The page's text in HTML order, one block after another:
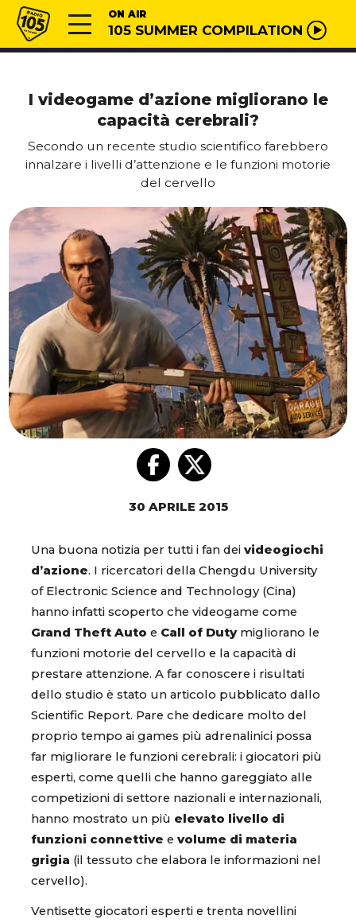
Vai al contenuto
Radio 105 ON AIR
105 SUMMER COMPILATION
I videogame d’azione migliorano le
capacità cerebrali?
Secondo un recente studio scientifico farebbero
innalzare i livelli d’attenzione e le funzioni motorie
del cervello
30 APRILE 2015
Una buona notizia per tutti i fan dei videogiochi
d’azione. I ricercatori della Chengdu University
of Electronic Science and Technology (Cina)
hanno infatti scoperto che videogame come
Grand Theft Auto e Call of Dutymigliorano le
funzioni motorie del cervello e la capacità di
prestare attenzione. A far conoscere i risultati
dello studio è stato un articolo pubblicato dallo
Scientific Report. Pare che dedicare molto del
proprio tempo ai games più adrenalinici possa
far migliorare le funzioni cerebrali: i giocatori più
esperti, come quelli che hanno gareggiato alle
competizioni di settore nazionali e internazionali,
hanno mostrato un più elevato livello di
funzioni connettive e volume di materia
grigia (il tessuto che elabora le informazioni nel
cervello).
Ventisette giocatori esperti e trenta novellini